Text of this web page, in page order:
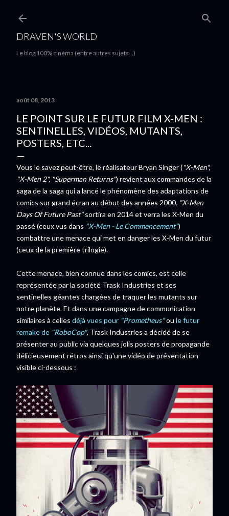
DRAVEN'S WORLD
Le blog 100% cinéma (entre autres sujets...)
août 08, 2013
LE POINT SUR LE FUTUR FILM X-MEN :
SENTINELLES, VIDÉOS, MUTANTS,
POSTERS, ETC...
Vous le savez peut-être, le réalisateur Bryan Singer ("X-Men",
"X-Men 2", "Superman Returns") revient aux commandes de la
saga de la saga qui a lancé le phénomène des adaptations de
comics sur grand écran au début des années 2000. "X-Men
Days Of Future Past"sortira en 2014 et verra les X-Men du
passé (ceux vus dans "X-Men - Le Commencement")
combattre une menace qui met en danger les X-Men du futur
(ceux de la première trilogie).
Cette menace, bien connue dans les comics, est celle
représentée par la société Trask Industries et ses
sentinelles géantes chargées de traquer les mutants sur
notre planète. Et dans une campagne de communication
similaires à celles déjà vues pour "Prometheus"ou le futur
remake de "RoboCop", Trask Industries a décidé de se
présenter au public via quelques jolis posters de propagande
délicieusement rétros ainsi qu'une vidéo de présentation
visible ci-dessous :